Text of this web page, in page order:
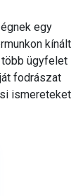
egy
kínált
ügyfelet
fodrászat
ismereteket